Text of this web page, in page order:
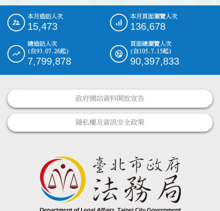
::: 本月造訪人次
15,473
本月頁面瀏覽人次
136,678
總造訪人次
(自93.07.26起)
7,799,878
頁面總瀏覽人次
(自105.7.15起)
90,397,833
政府網站資料開放宣告
隱私權及資訊安全政策